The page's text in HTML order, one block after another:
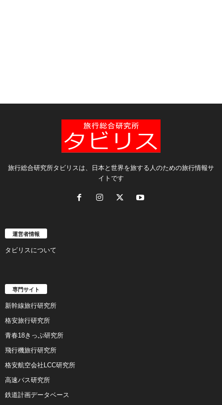
旅行総合研究所タビリスは、日本と世界を旅する人のための旅行情報サ
イトです
運営者情報
タビリスについて
専門サイト
新幹線旅行研究所
格安旅行研究所
青春18きっぷ研究所
飛行機旅行研究所
格安航空会社LCC研究所
高速バス研究所
鉄道計画データベース